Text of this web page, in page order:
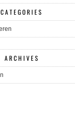
CATEGORIES
ARCHIVES